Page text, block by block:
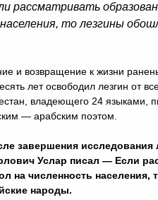
рассматривать
то лезгины
и возвращение к жизни
лет освободил лезгин от
владеющего 24 языками,
— арабским поэтом.
завершения исследования
Услар писал — Если
на численность
народы.